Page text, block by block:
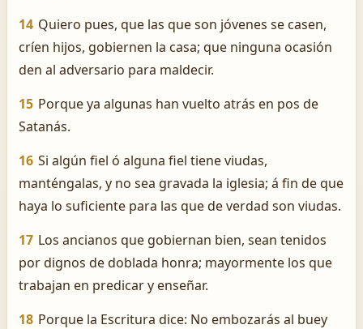
14 Quiero pues, que las que son jóvenes se casen,
críen hijos, gobiernen la casa; que ninguna ocasión
den al adversario para maldecir.
15 Porque ya algunas han vuelto atrás en pos de
Satanás.
16 Si algún fiel ó alguna fiel tiene viudas,
manténgalas, y no sea gravada la iglesia; á fin de que
haya lo suficiente para las que de verdad son viudas.
17 Los ancianos que gobiernan bien, sean tenidos
por dignos de doblada honra; mayormente los que
trabajan en predicar y enseñar.
18 Porque la Escritura dice: No embozarás al buey